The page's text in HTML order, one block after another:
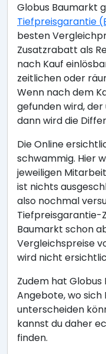
Globus Baumarkt
Tiefpreisgarantie
besten
Zusatzrabatt als
nach Kauf
zeitlichen oder
Wenn nach dem
gefunden wird,
dann wird die
Die Online
schwammig. Hier
jeweiligen
ist nichts
also nochmal
Tiefpreisgarantie-
Baumarkt schon
Vergleichspreise
wird nicht
Zudem hat
Angebote, wo sich
unterscheiden
kannst du daher
finden.